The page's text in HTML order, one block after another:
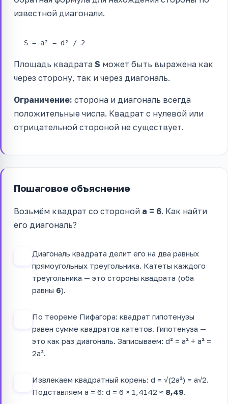
известной диагонали.
S = a² = d² / 2
Площадь квадрата S может быть выражена как
через сторону, так и через диагональ.
Ограничение: сторона и диагональ всегда
положительные числа. Квадрат с нулевой или
отрицательной стороной не существует.
Пошаговое объяснение
Возьмём квадрат со стороной a = 6. Как найти
его диагональ?
Диагональ квадрата делит его на два равных
прямоугольных треугольника. Катеты каждого
треугольника — это стороны квадрата (оба
равны 6).
По теореме Пифагора: квадрат гипотенузы
равен сумме квадратов катетов. Гипотенуза —
это как раз диагональ. Записываем: d² = a² + a² =
2a².
Извлекаем квадратный корень: d = √(2a²) = a√2.
Подставляем a = 6: d = 6 × 1,4142 ≈ 8,49.